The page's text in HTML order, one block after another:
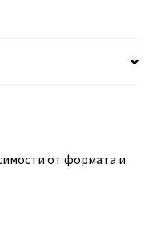
от формата и